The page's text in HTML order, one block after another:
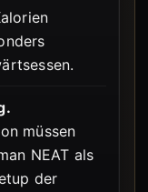
müssen
NEAT als
der